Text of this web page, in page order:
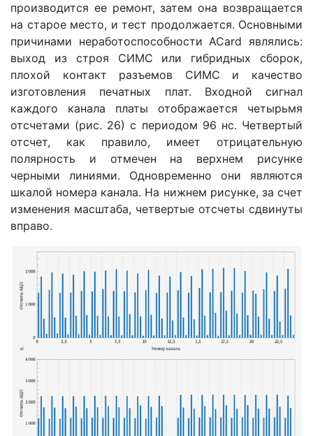
производится ее ремонт, затем она возвращается
на старое место, и тест продолжается. Основными
причинами неработоспособности ACard являлись:
выход из строя СИМС или гибридных сборок,
плохой контакт разъемов СИМС и качество
изготовления печатных плат. Входной сигнал
каждого канала платы отображается четырьмя
отсчетами (рис. 26) с периодом 96 нс. Четвертый
отсчет, как правило, имеет отрицательную
полярность и отмечен на верхнем рисунке
черными линиями. Одновременно они являются
шкалой номера канала. На нижнем рисунке, за счет
изменения масштаба, четвертые отсчеты сдвинуты
вправо.